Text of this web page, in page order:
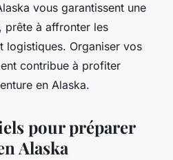
vous garantissent une
prête à affronter les
logistiques. Organiser vos
contribue à profiter
en Alaska.
pour préparer
Alaska